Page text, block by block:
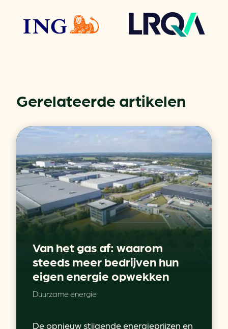
Gerelateerde artikelen
Van het gas af: waarom
steeds meer bedrijven hun
eigen energie opwekken
Duurzame energie
De opnieuw stijgende energieprijzen en